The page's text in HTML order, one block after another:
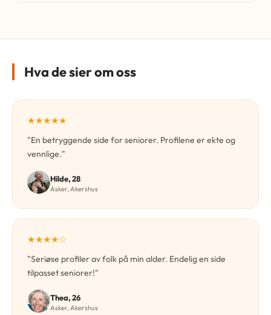
Hva de sier om oss
★★★★★
"En betryggende side for seniorer. Profilene er ekte og
vennlige."
Hilde, 28
Asker, Akershus
★★★★☆
"Seriøse profiler av folk på min alder. Endelig en side
tilpasset seniorer!"
Thea, 26
Asker, Akershus